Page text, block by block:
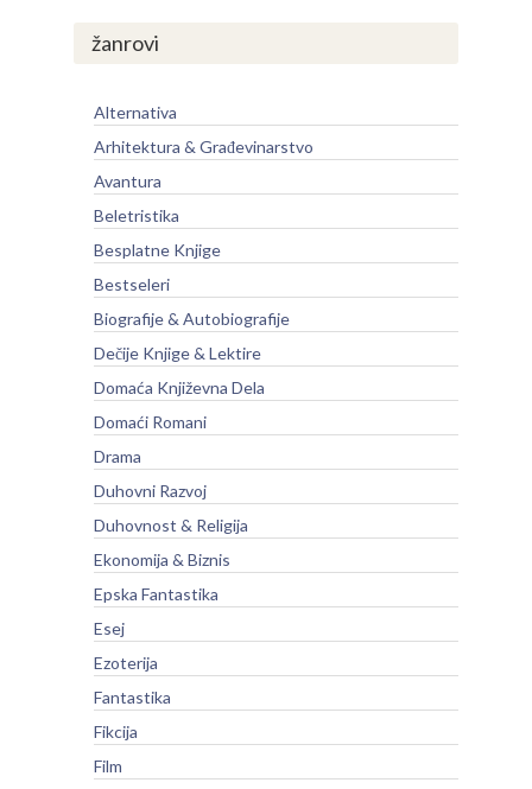
žanrovi
Alternativa
Arhitektura & Građevinarstvo
Avantura
Beletristika
Besplatne Knjige
Bestseleri
Biografije & Autobiografije
Dečije Knjige & Lektire
Domaća Književna Dela
Domaći Romani
Drama
Duhovni Razvoj
Duhovnost & Religija
Ekonomija & Biznis
Epska Fantastika
Esej
Ezoterija
Fantastika
Fikcija
Film